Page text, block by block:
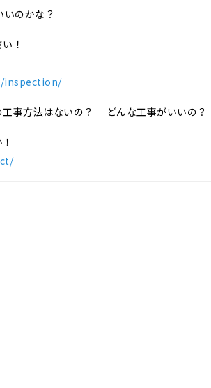
のかな？
！
inspection/
事方法はないの？ どんな工事がいいの